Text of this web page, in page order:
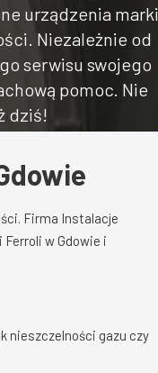
urządzenia marki
Niezależnie od
serwisu swojego
pomoc. Nie
dziś!
Firma Instalacje
w Gdowie i
nieszczelności gazu czy